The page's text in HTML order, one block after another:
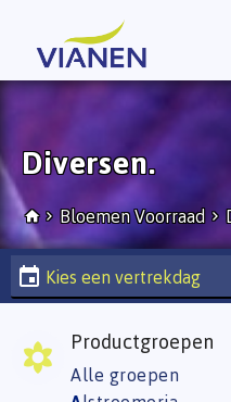
Diversen.
Bloemen Voorraad
Kies een vertrekdag
Productgroepen
Alle groepen